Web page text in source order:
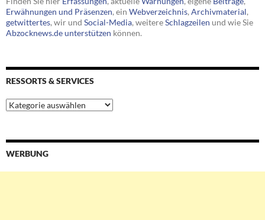
Erwähnungen und Präsenzen, ein Webverzeichnis, Archivmaterial,
getwittertes, wir und Social-Media, weitereSchlagzeilen und wie Sie
Abzocknews.de unterstützen können.
RESSORTS & SERVICES
Ressorts
&
WERBUNG